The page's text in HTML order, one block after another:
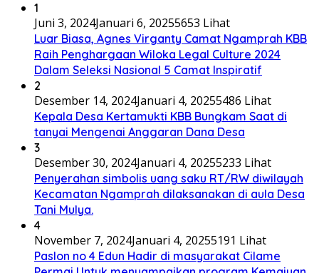
1
Juni 3, 2024Januari 6, 20255653 Lihat
Luar Biasa, Agnes Virganty Camat Ngamprah KBB
Raih Penghargaan Wiloka Legal Culture 2024
Dalam Seleksi Nasional 5 Camat Inspiratif
2
Desember 14, 2024Januari 4, 20255486 Lihat
Kepala Desa Kertamukti KBB Bungkam Saat di
tanyai Mengenai Anggaran Dana Desa
3
Desember 30, 2024Januari 4, 20255233 Lihat
Penyerahan simbolis uang saku RT/RW diwilayah
Kecamatan Ngamprah dilaksanakan di aula Desa
Tani Mulya.
4
November 7, 2024Januari 4, 20255191 Lihat
Paslon no 4 Edun Hadir di masyarakat Cilame